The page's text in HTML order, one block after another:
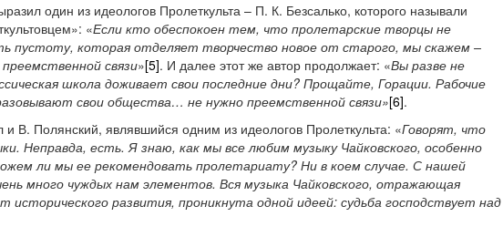
один из идеологов Пролеткульта – П. К. Безсалько, которого называли
«Если кто обеспокоен тем, что пролетарские творцы не
пустоту, которая отделяет творчество новое от старого, мы скажем –
связи»[5]. И далее этот же автор продолжает: «Вы разве не
школа доживает свои последние дни? Прощайте, Горации. Рабочие
свои общества… не нужно преемственной связи»[6].
и В. Полянский, являвшийся одним из идеологов Пролеткульта: «Говорят, что
Неправда, есть. Я знаю, как мы все любим музыку Чайковского, особенно
ли мы ее рекомендовать пролетариату? Ни в коем случае. С нашей
много чуждых нам элементов. Вся музыка Чайковского, отражающая
исторического развития, проникнута одной идеей: судьба господствует над